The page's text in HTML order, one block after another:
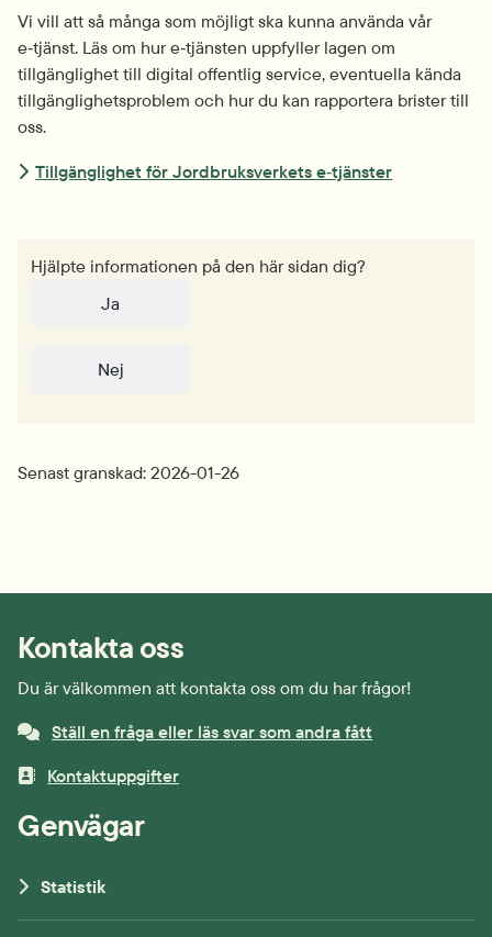
Vi vill att så många som möjligt ska kunna använda vår
e‑tjänst. Läs om hur e‑tjänsten uppfyller lagen om
tillgänglighet till digital offentlig service, eventuella kända
tillgänglighets­problem och hur du kan rapportera brister till
oss.
Tillgänglighet för Jordbruksverkets e‑tjänster
Hjälpte informationen på den här sidan dig?
Ja
Nej
Senast granskad: 2026-01-26
Kontakta oss
Du är välkommen att kontakta oss om du har frågor!
Ställ en fråga eller läs svar som andra fått
Kontaktuppgifter
Genvägar
Statistik